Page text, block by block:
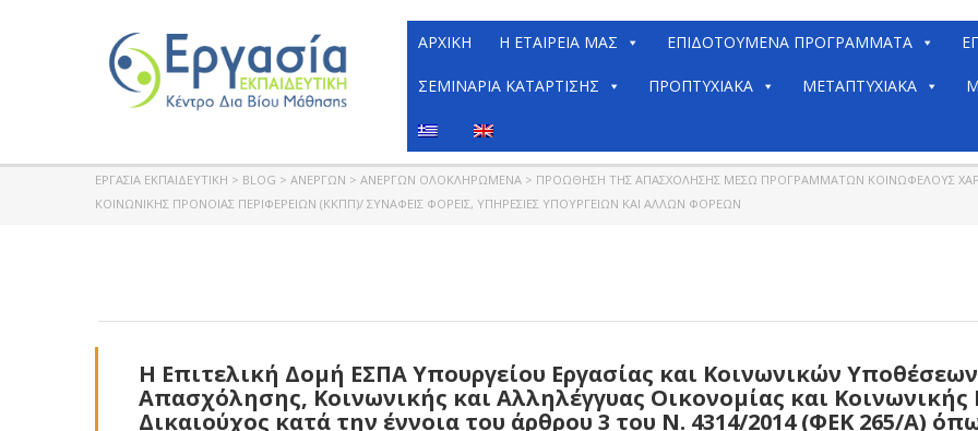
ΑΡΧΙΚΉ H ΕΤΑΙΡΕΊΑ ΜΑΣ ΕΠΙΔΟΤΟΥΜΕΝΑ ΠΡΟΓΡΑΜΜΑΤΑ
ΣΕΜΙΝΆΡΙΑ ΚΑΤΆΡΤΙΣΗΣ ΠΡΟΠΤΥΧΙΑΚΆ ΜΕΤΑΠΤΥΧΙΑΚΆ
ΕΡΓΑΣΊΑ ΕΚΠΑΙΔΕΥΤΙΚΉ > BLOG > ΑΝΈΡΓΩΝ > ΑΝΈΡΓΩΝ ΟΛΟΚΛΗΡΩΜΈΝΑ > ΠΡΟΏΘΗΣΗ ΤΗΣ ΑΠΑΣΧΌΛΗΣΗΣ ΜΈΣΩ ΠΡΟΓΡΑΜΜΆΤΩΝ ΚΟΙΝΩΦΕΛΟΎΣ
ΚΟΙΝΩΝΙΚΉΣ ΠΡΌΝΟΙΑΣ ΠΕΡΙΦΕΡΕΙΏΝ (ΚΚΠΠ)/ ΣΥΝΑΦΕΊΣ ΦΟΡΕΊΣ, ΥΠΗΡΕΣΊΕΣ ΥΠΟΥΡΓΕΊΩΝ ΚΑΙ ΆΛΛΩΝ ΦΟΡΈΩΝ
Η Επιτελική Δομή ΕΣΠΑ Υπουργείου Εργασίας και Κοινωνικών
Απασχόλησης, Κοινωνικής και Αλληλέγγυας Οικονομίας και Κοινωνικής
Δικαιούχος κατά την έννοια του άρθρου 3 του Ν. 4314/2014 (ΦΕΚ 265/Α)